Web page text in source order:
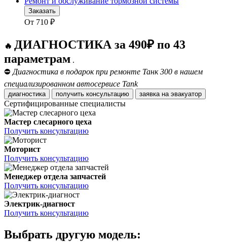
Заказать
От 710 ₽
🔥 ДИАГНОСТИКА за 490₽ по 43
параметрам .
⛔ Диагностика в подарок при ремонте Танк 300 в нашем
специализированном автосервисе Tank
диагностика получить консультацию заявка на эвакуатор
Сертифицированные специалисты
Мастер слесарного цеха
Получить консультацию
Моторист
Получить консультацию
Менеджер отдела запчастей
Получить консультацию
Электрик-диагност
Получить консультацию
Выбрать другую модель: